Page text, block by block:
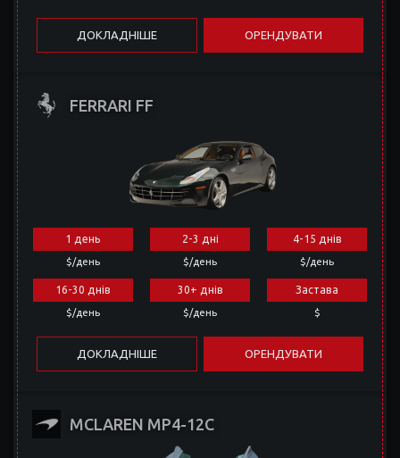
ДОКЛАДНІШЕ ОРЕНДУВАТИ
FERRARI FF
1 день
$/день
2-3 дні
$/день
4-15 днів
$/день
16-30 днів
$/день
30+ днів
$/день
Застава
$
ДОКЛАДНІШЕ ОРЕНДУВАТИ
MCLAREN MP4-12C